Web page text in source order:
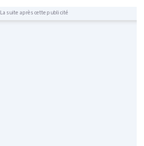
La suite après cette publicité